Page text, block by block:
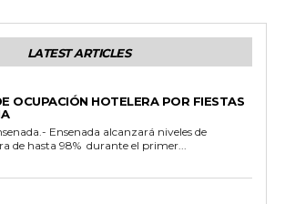
LATEST ARTICLES
OCUPACIÓN HOTELERA POR FIESTAS
de hasta 98% durante el primer...